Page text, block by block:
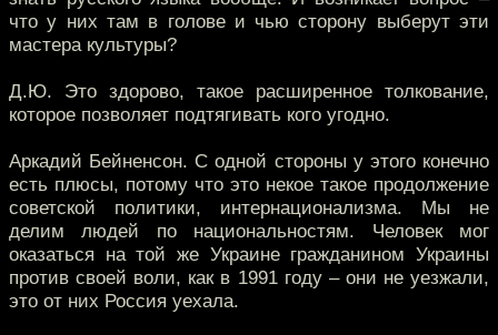
что у них там в голове и чью сторону выберут эти
мастера культуры?
Д.Ю. Это здорово, такое расширенное толкование,
которое позволяет подтягивать кого угодно.
Аркадий Бейненсон. С одной стороны у этого конечно
есть плюсы, потому что это некое такое продолжение
советской политики, интернационализма. Мы не
делим людей по национальностям. Человек мог
оказаться на той же Украине гражданином Украины
против своей воли, как в 1991 году – они не уезжали,
это от них Россия уехала.